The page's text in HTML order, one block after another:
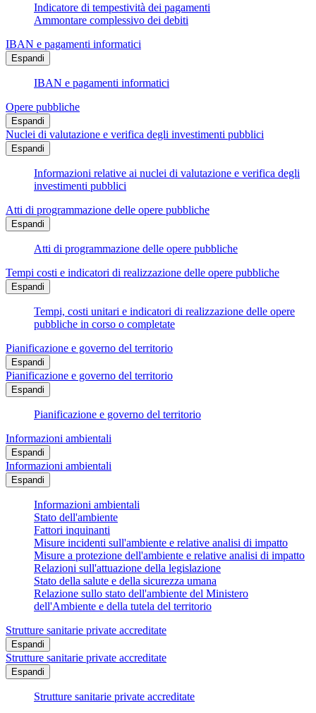
Indicatore di tempestività dei pagamenti
Ammontare complessivo dei debiti
IBAN e pagamenti informatici
Espandi
IBAN e pagamenti informatici
Opere pubbliche
Espandi
Nuclei di valutazione e verifica degli investimenti pubblici
Espandi
Informazioni relative ai nuclei di valutazione e verifica degli
investimenti pubblici
Atti di programmazione delle opere pubbliche
Espandi
Atti di programmazione delle opere pubbliche
Tempi costi e indicatori di realizzazione delle opere pubbliche
Espandi
Tempi, costi unitari e indicatori di realizzazione delle opere
pubbliche in corso o completate
Pianificazione e governo del territorio
Espandi
Pianificazione e governo del territorio
Espandi
Pianificazione e governo del territorio
Informazioni ambientali
Espandi
Informazioni ambientali
Espandi
Informazioni ambientali
Stato dell'ambiente
Fattori inquinanti
Misure incidenti sull'ambiente e relative analisi di impatto
Misure a protezione dell'ambiente e relative analisi di impatto
Relazioni sull'attuazione della legislazione
Stato della salute e della sicurezza umana
Relazione sullo stato dell'ambiente del Ministero
dell'Ambiente e della tutela del territorio
Strutture sanitarie private accreditate
Espandi
Strutture sanitarie private accreditate
Espandi
Strutture sanitarie private accreditate